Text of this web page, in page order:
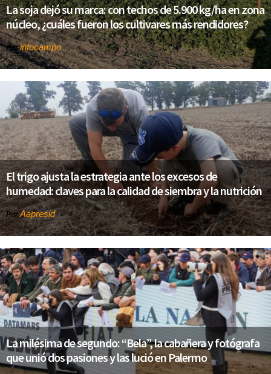
La soja dejó su marca: con techos de 5.900 kg/ha en zona
núcleo, ¿cuáles fueron los cultivares más rendidores?
Porinfocampo
El trigo ajusta la estrategia ante los excesos de
humedad: claves para la calidad de siembra y la nutrición
PorAapresid
La milésima de segundo: “Bela”, la cabañera y fotógrafa
que unió dos pasiones y las lució en Palermo